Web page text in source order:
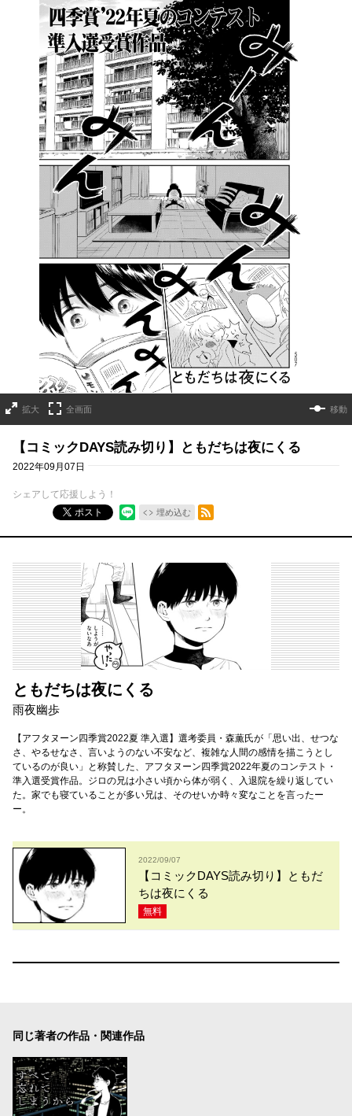
拡大 全画面 移動
【コミックDAYS読み切り】ともだちは夜にくる
2022年09月07日
シェアして応援しよう！
ポスト
埋め込む
RSSフィード
ともだちは夜にくる
雨夜幽歩
【アフタヌーン四季賞2022夏 準入選】選考委員・森薫氏が「思い出、せつな
さ、やるせなさ、言いようのない不安など、複雑な人間の感情を描こうとし
ているのが良い」と称賛した、アフタヌーン四季賞2022年夏のコンテスト・
準入選受賞作品。ジロの兄は小さい頃から体が弱く、入退院を繰り返してい
た。家でも寝ていることが多い兄は、そのせいか時々変なことを言ったー
ー。
2022/09/07
【コミックDAYS読み切り】ともだ
ちは夜にくる
無料
同じ著者の作品・関連作品